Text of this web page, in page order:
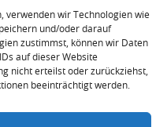
verwenden wir Technologien wie
und/oder darauf
zustimmst, können wir Daten
auf dieser Website
nicht erteilst oder zurückziehst,
beeinträchtigt werden.